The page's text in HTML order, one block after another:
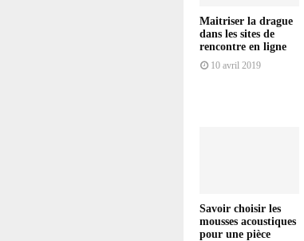
Maitriser la drague
dans les sites de
rencontre en ligne
10 avril 2019
Savoir choisir les
mousses acoustiques
pour une pièce